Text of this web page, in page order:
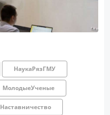
НаукаРязГМУ
МолодыеУченые
Наставничество